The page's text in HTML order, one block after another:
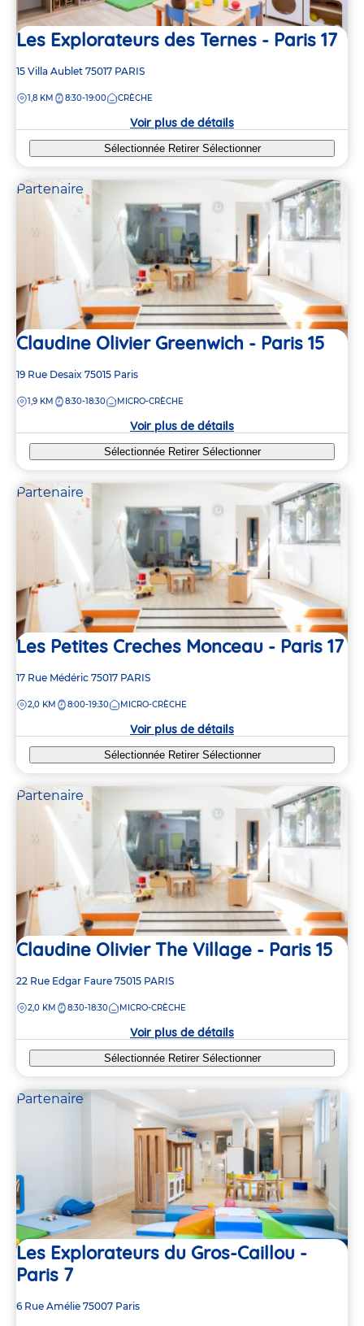
Les Explorateurs des Ternes - Paris 17
Adresse
la
15 Villa Aublet 75017 PARIS
DISTANCE
1,8 KM 8:30-19:00 CRÈCHE
Voir plus de détails
Sélectionnée Retirer Sélectionner
Partenaire
Claudine Olivier Greenwich - Paris 15
Adresse
la
19 Rue Desaix 75015 Paris
DISTANCE
1,9 KM 8:30-18:30 MICRO-CRÈCHE
Voir plus de détails
Sélectionnée Retirer Sélectionner
Partenaire
Les Petites Creches Monceau - Paris 17
Adresse
la
17 Rue Médéric 75017 PARIS
DISTANCE
2,0 KM 8:00-19:30 MICRO-CRÈCHE
Voir plus de détails
Sélectionnée Retirer Sélectionner
Partenaire
Claudine Olivier The Village - Paris 15
Adresse
la
22 Rue Edgar Faure 75015 PARIS
DISTANCE
2,0 KM 8:30-18:30 MICRO-CRÈCHE
Voir plus de détails
Sélectionnée Retirer Sélectionner
Partenaire
Les Explorateurs du Gros-Caillou -
Paris 7
Adresse
6 Rue Amélie 75007 Paris
11
11